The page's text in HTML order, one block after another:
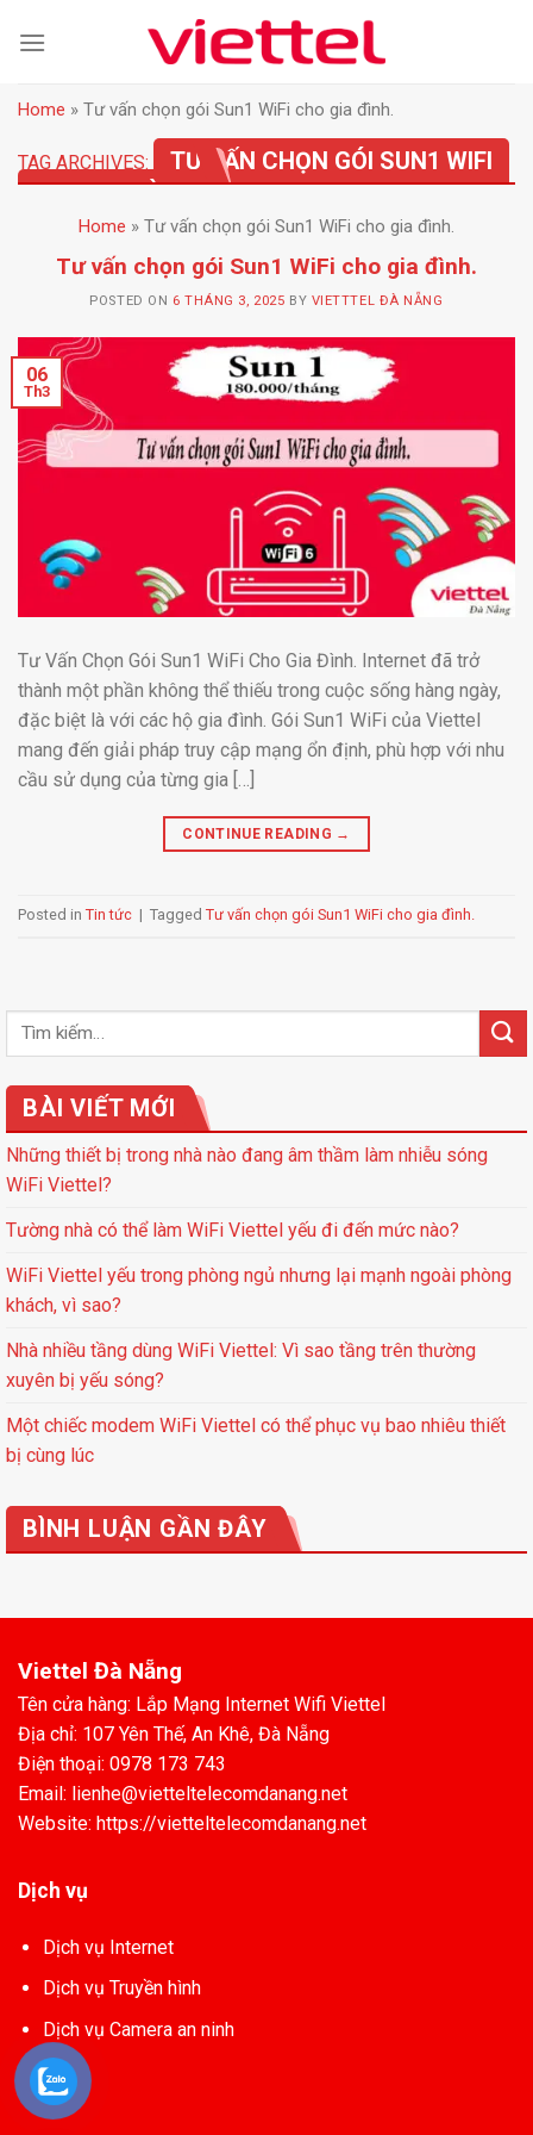
Home » Tư vấn chọn gói Sun1 WiFi cho gia đình.
TAG ARCHIVES:
TƯ VẤN CHỌN GÓI SUN1 WIFI
CHO GIA ĐÌNH.
Home » Tư vấn chọn gói Sun1 WiFi cho gia đình.
Tư vấn chọn gói Sun1 WiFi cho gia đình.
POSTED ON 6 THÁNG 3, 2025 BY VIETTTEL ĐÀ NẴNG
06
Th3
Tư Vấn Chọn Gói Sun1 WiFi Cho Gia Đình. Internet đã trở
thành một phần không thể thiếu trong cuộc sống hàng ngày,
đặc biệt là với các hộ gia đình. Gói Sun1 WiFi của Viettel
mang đến giải pháp truy cập mạng ổn định, phù hợp với nhu
cầu sử dụng của từng gia […]
CONTINUE READING →
Posted in Tin tức | Tagged Tư vấn chọn gói Sun1 WiFi cho gia đình.
BÀI VIẾT MỚI
Những thiết bị trong nhà nào đang âm thầm làm nhiễu sóng
WiFi Viettel?
Tường nhà có thể làm WiFi Viettel yếu đi đến mức nào?
WiFi Viettel yếu trong phòng ngủ nhưng lại mạnh ngoài phòng
khách, vì sao?
Nhà nhiều tầng dùng WiFi Viettel: Vì sao tầng trên thường
xuyên bị yếu sóng?
Một chiếc modem WiFi Viettel có thể phục vụ bao nhiêu thiết
bị cùng lúc
BÌNH LUẬN GẦN ĐÂY
Viettel Đà Nẵng
Tên cửa hàng: Lắp Mạng Internet Wifi Viettel
Địa chỉ: 107 Yên Thế, An Khê, Đà Nẵng
Điện thoại: 0978 173 743
Email: lienhe@vietteltelecomdanang.net
Website: https://vietteltelecomdanang.net
Dịch vụ
Dịch vụ Internet
Dịch vụ Truyền hình
Dịch vụ Camera an ninh